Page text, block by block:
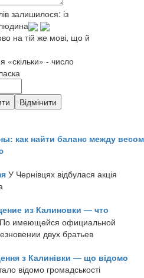
залишилося: із
на тій же мові, що й
«скільки» - число
как найти баланс между весом
У Чернівцях відбулася акція
из Калиновки — что
По имеющейся официальной
двух братьев
з Калинівки — що відомо
відомо громадськості